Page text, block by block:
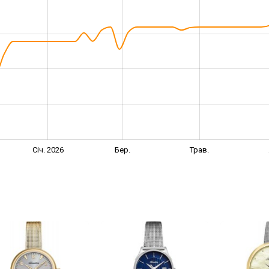
Січ. 2026 Бер. Трав.